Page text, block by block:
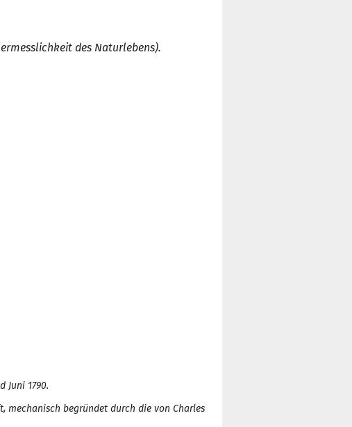
des Naturlebens).
Juni 1790.
mechanisch begründet durch die von Charles